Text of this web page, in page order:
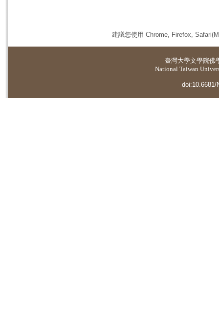
建議您使用 Chrome, Firefox,
臺灣大學文學院佛
National Taiwan
doi:10.6681/